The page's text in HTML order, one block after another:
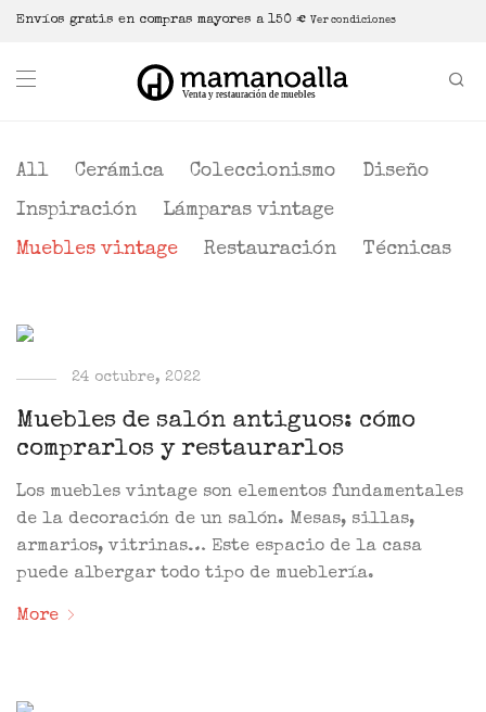
Envíos gratis en compras mayores a 150 € Ver condiciones
All Cerámica Coleccionismo
Diseño
Inspiración
Lámparas vintage
Muebles vintage
Restauración Técnicas
24 octubre, 2022
Muebles de salón antiguos: cómo
comprarlos y restaurarlos
Los muebles vintage son elementos fundamentales
de la decoración de un salón. Mesas, sillas,
armarios, vitrinas… Este espacio de la casa
puede albergar todo tipo de mueblería.
More